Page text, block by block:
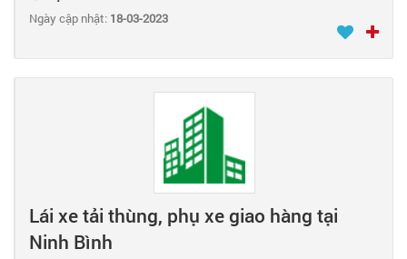
Ngày cập nhật: 18-03-2023
Lái xe tải thùng, phụ xe giao hàng tại
Ninh Bình